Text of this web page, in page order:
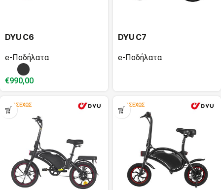
DYU C6
e-Ποδήλατα
€990,00
DYU C7
e-Ποδήλατα
ΠΡΟΣΕΧΏΣ ΠΡΟΣΕΧΏΣ